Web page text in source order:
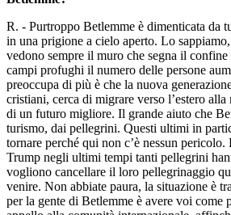
R. - Purtroppo Betlemme è dimenticata da
in una prigione a cielo aperto. Lo
vedono sempre il muro che segna il
campi profughi il numero delle persone
preoccupa di più è che la nuova
cristiani, cerca di migrare verso l’estero
di un futuro migliore. Il grande aiuto che
turismo, dai pellegrini. Questi ultimi in
tornare perché qui non c’è nessun
Trump negli ultimi tempi tanti pellegrini
vogliono cancellare il loro pellegrinaggio
venire. Non abbiate paura, la situazione è
per la gente di Betlemme è avere voi come